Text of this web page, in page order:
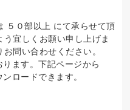
５０部以上 にて承らせて頂
宜しくお願い申し上げま
問い合わせください。
ます。下記ページから
ロードできます。